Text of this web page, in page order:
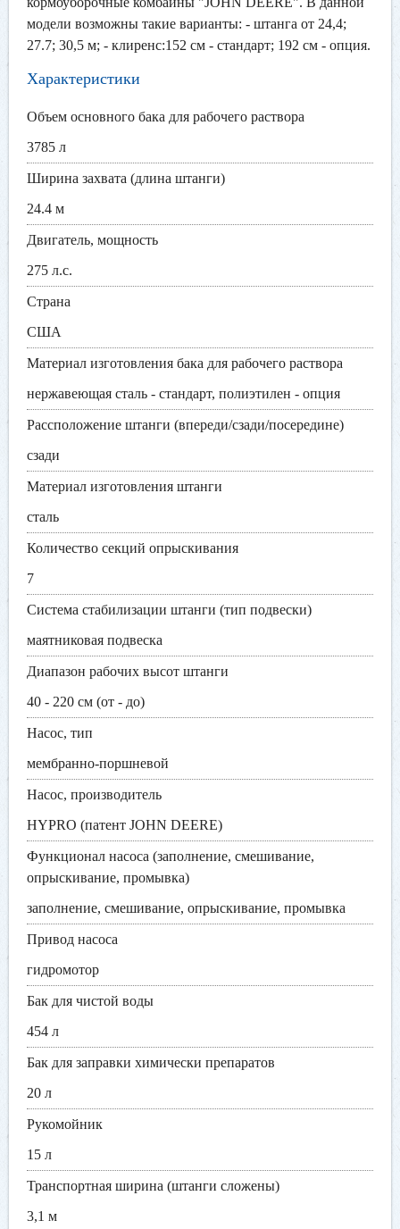
модели возможны такие варианты: - штанга от 24,4;
27.7; 30,5 м; - клиренс:152 см - стандарт; 192 см - опция.
Характеристики
Объем основного бака для рабочего раствора
3785 л
Ширина захвата (длина штанги)
24.4 м
Двигатель, мощность
275 л.с.
Страна
США
Материал изготовления бака для рабочего раствора
нержавеющая сталь - стандарт, полиэтилен - опция
Рассположение штанги (впереди/сзади/посередине)
сзади
Материал изготовления штанги
сталь
Количество секций опрыскивания
7
Система стабилизации штанги (тип подвески)
маятниковая подвеска
Диапазон рабочих высот штанги
40 - 220 см (от - до)
Насос, тип
мембранно-поршневой
Насос, производитель
HYPRO (патент JOHN DEERE)
Функционал насоса (заполнение, смешивание,
опрыскивание, промывка)
заполнение, смешивание, опрыскивание, промывка
Привод насоса
гидромотор
Бак для чистой воды
454 л
Бак для заправки химически препаратов
20 л
Рукомойник
15 л
Транспортная ширина (штанги сложены)
3,1 м